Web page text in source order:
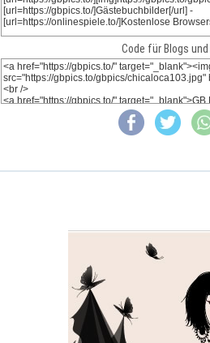
Code für Blogs und